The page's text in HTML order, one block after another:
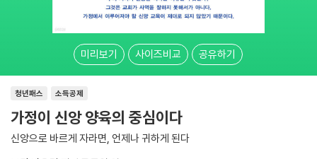
미리보기 사이즈비교 공유하기
소득공제
청년패스
가정이 신앙 양육의 중심이다
신앙으로 바르게 자라면, 언제나 귀하게 된다